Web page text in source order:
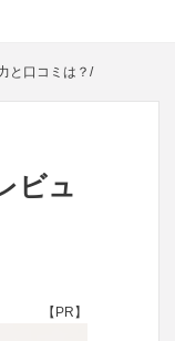
/
と口コミは？
ビュ
【PR】